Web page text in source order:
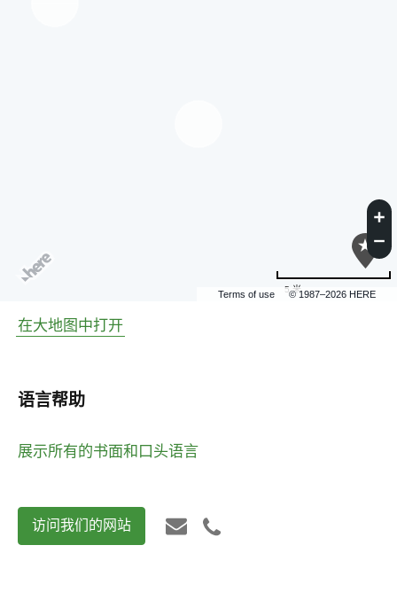
Terms of use © 1987–2026 HERE
5 米
在大地图中打开
语言帮助
展示所有的书面和口头语言
访问我们的网站